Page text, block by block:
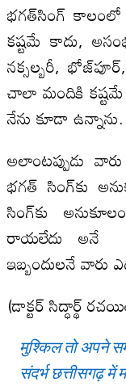
భగత్‌సింగ్
కష్టమే కాదు,
నక్సల్బరీ,
చాలా మందికి
నేను కూడా ఉన్నాను.
అలాంటప్పుడు
భగత్ సింగ్‌కు
సింగ్‌కు
రాయలేదు అనే
ఇబ్బందులనే వారు
(డాక్టర్ సిద్ధార్థ్
मुश्किल तो अपने
संदर्भ छत्तीसगढ़ में